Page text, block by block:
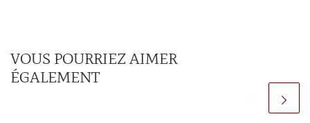
VOUS POURRIEZ AIMER
ÉGALEMENT